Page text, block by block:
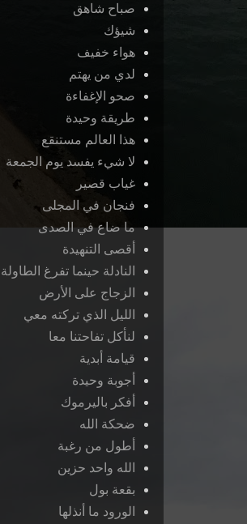
صباح شاهق
شيؤك
هواء خفيف
لدي من يهتم
صحو الإغفاءة
طريقة وحيدة
هذا العالم مستنقع
لا شيء يفسد يوم الجمعة
غياب قصير
فنجان في المجلى
ما ضاع في الصدى
أقصى التنهيدة
النادلة حينما تفرغ الطاولة
الزجاج على الأرض
الليل الذي تركته معي
لنأكل تفاحتنا معا
قيامة أبدية
أجوبة وحيدة
أفكر باليرموك
ضحكة الله
أطول من رغبة
الله واحد حزين
بقعة بول
الورود ما أنذلها